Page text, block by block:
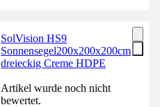
SolVision HS9
Sonnensegel200x200x200cm
dreieckig Creme HDPE
Artikel wurde noch nicht
bewertet.